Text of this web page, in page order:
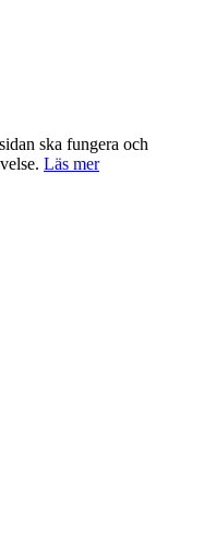
ska fungera och
Läs mer